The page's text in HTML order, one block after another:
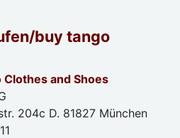
buy tango
Clothes and Shoes
204c D. 81827 München